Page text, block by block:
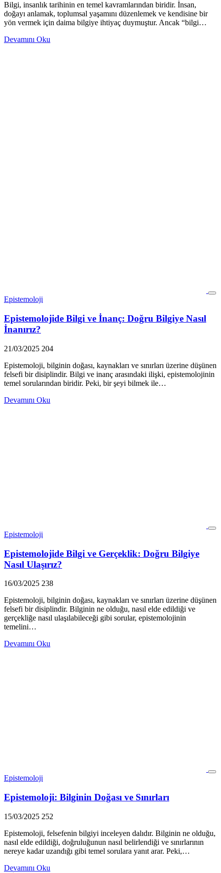
Bilgi, insanlık tarihinin en temel kavramlarından biridir. İnsan,
doğayı anlamak, toplumsal yaşamını düzenlemek ve kendisine bir
yön vermek için daima bilgiye ihtiyaç duymuştur. Ancak “bilgi…
Devamını Oku
Epistemoloji
Epistemolojide Bilgi ve İnanç: Doğru Bilgiye Nasıl
İnanırız?
21/03/2025 204
Epistemoloji, bilginin doğası, kaynakları ve sınırları üzerine düşünen
felsefi bir disiplindir. Bilgi ve inanç arasındaki ilişki, epistemolojinin
temel sorularından biridir. Peki, bir şeyi bilmek ile…
Devamını Oku
Epistemoloji
Epistemolojide Bilgi ve Gerçeklik: Doğru Bilgiye
Nasıl Ulaşırız?
16/03/2025 238
Epistemoloji, bilginin doğası, kaynakları ve sınırları üzerine düşünen
felsefi bir disiplindir. Bilginin ne olduğu, nasıl elde edildiği ve
gerçekliğe nasıl ulaşılabileceği gibi sorular, epistemolojinin
temelini…
Devamını Oku
Epistemoloji
Epistemoloji: Bilginin Doğası ve Sınırları
15/03/2025 252
Epistemoloji, felsefenin bilgiyi inceleyen dalıdır. Bilginin ne olduğu,
nasıl elde edildiği, doğruluğunun nasıl belirlendiği ve sınırlarının
nereye kadar uzandığı gibi temel sorulara yanıt arar. Peki,…
Devamını Oku